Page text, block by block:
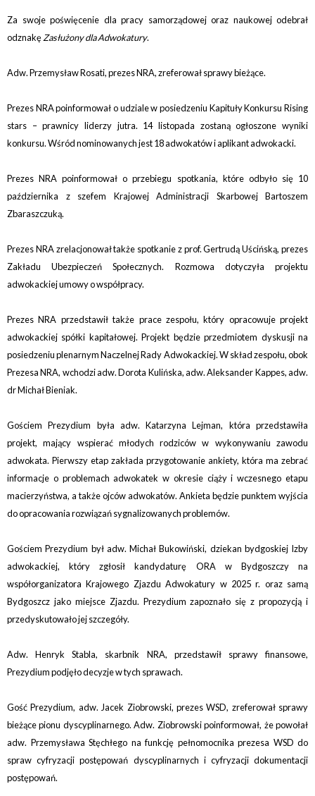
Za swoje poświęcenie dla pracy samorządowej oraz naukowej odebrał
odznakęZasłużony dla Adwokatury.
Adw. Przemysław Rosati, prezes NRA, zreferował sprawy bieżące.
Prezes NRA poinformował o udziale w posiedzeniu Kapituły Konkursu Rising
stars – prawnicy liderzy jutra. 14 listopada zostaną ogłoszone wyniki
konkursu. Wśród nominowanych jest 18 adwokatów i aplikant adwokacki.
Prezes NRA poinformował o przebiegu spotkania, które odbyło się 10
października z szefem Krajowej Administracji Skarbowej Bartoszem
Zbaraszczuką.
Prezes NRA zrelacjonował także spotkanie z prof. Gertrudą Uścińską, prezes
Zakładu Ubezpieczeń Społecznych. Rozmowa dotyczyła projektu
adwokackiej umowy o współpracy.
Prezes NRA przedstawił także prace zespołu, który opracowuje projekt
adwokackiej spółki kapitałowej. Projekt będzie przedmiotem dyskusji na
posiedzeniu plenarnym Naczelnej Rady Adwokackiej. W skład zespołu, obok
Prezesa NRA, wchodzi adw. Dorota Kulińska, adw. Aleksander Kappes, adw.
dr Michał Bieniak.
Gościem Prezydium była adw. Katarzyna Lejman, która przedstawiła
projekt, mający wspierać młodych rodziców w wykonywaniu zawodu
adwokata. Pierwszy etap zakłada przygotowanie ankiety, która ma zebrać
informacje o problemach adwokatek w okresie ciąży i wczesnego etapu
macierzyństwa, a także ojców adwokatów. Ankieta będzie punktem wyjścia
do opracowania rozwiązań sygnalizowanych problemów.
Gościem Prezydium był adw. Michał Bukowiński, dziekan bydgoskiej Izby
adwokackiej, który zgłosił kandydaturę ORA w Bydgoszczy na
współorganizatora Krajowego Zjazdu Adwokatury w 2025 r. oraz samą
Bydgoszcz jako miejsce Zjazdu. Prezydium zapoznało się z propozycją i
przedyskutowało jej szczegóły.
Adw. Henryk Stabla, skarbnik NRA, przedstawił sprawy finansowe,
Prezydium podjęło decyzje w tych sprawach.
Gość Prezydium, adw. Jacek Ziobrowski, prezes WSD, zreferował sprawy
bieżące pionu dyscyplinarnego. Adw. Ziobrowski poinformował, że powołał
adw. Przemysława Stęchłego na funkcję pełnomocnika prezesa WSD do
spraw cyfryzacji postępowań dyscyplinarnych i cyfryzacji dokumentacji
postępowań.